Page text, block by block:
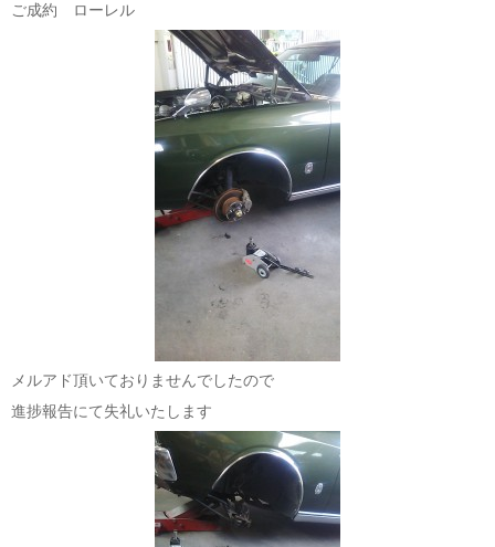
ご成約 ローレル
メルアド頂いておりませんでしたので
進捗報告にて失礼いたします